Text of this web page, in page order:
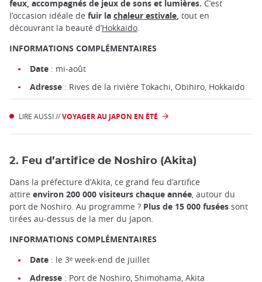
feux, accompagnés de jeux de sons et lumières. C’est
l’occasion idéale de fuir la chaleur estivale tout en
découvrant la beauté d’Hokkaido
INFORMATIONS COMPLÉMENTAIRES
Date : mi-août
Adresse : Rives de la rivière Tokachi, Obihiro, Hokkaido
LIRE AUSSI //VOYAGER AU JAPON EN ÉTÉ
2. Feu d’artifice de Noshiro (Akita)
Dans la préfecture d’Akita, ce grand feu d’artifice
attire environ 200 000 visiteurs chaque année, autour du
port de Noshiro. Au programme ? Plus de 15 000 fusées sont
tirées au-dessus de la mer du Japon.
INFORMATIONS COMPLÉMENTAIRES
Date : le 3ᵉ week-end de juillet
Adresse : Port de Noshiro, Shimohama, Akita